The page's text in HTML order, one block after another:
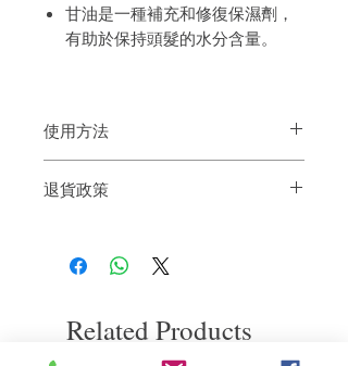
甘油是一種補充和修復保濕劑，
有助於保持頭髮的水分含量。
使用方法
髮上，揉成一團，您就可以開始使用了。
退貨政策
到我們的產品後的前7天內通過電子郵件
Related Products